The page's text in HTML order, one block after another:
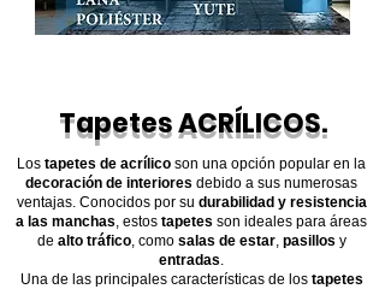
Tapetes ACRÍLICOS.
Los tapetes de acrílico son una opción popular en la
decoración de interiores debido a sus numerosas
ventajas. Conocidos por su durabilidad y resistencia
a las manchas, estos tapetes son ideales para áreas
de alto tráfico, como salas de estar, pasillos y
entradas.
Una de las principales características de los tapetes